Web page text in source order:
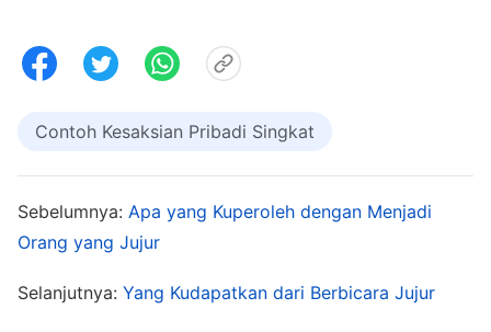
bagiku dan aku tidak bisa memastikan bahwa ini
menunggu selama beberapa saat, dan akan taat
begitu aku yakin bahwa ini dilakukan oleh
Tuhan,' seperti inikah orang yang menaati Tuhan
itu? Bukan. ... Apakah tugas makhluk ciptaan?
menerima amanat Tuhan, dan menaati
Contoh Kesaksian Pribadi Singkat
Sebelumnya: Apa yang Kuperoleh dengan Menjadi
Orang yang Jujur
Selanjutnya: Yang Kudapatkan dari Berbicara Jujur